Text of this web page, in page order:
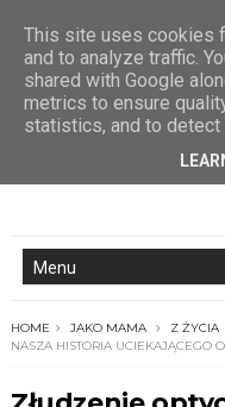
HOME JAKO MAMA Z ŻYCIA
NASZA HISTORIA UCIEKAJĄCEGO
This site uses cookies
and to analyze traffic.
shared with Google
metrics to ensure
statistics, and to detect